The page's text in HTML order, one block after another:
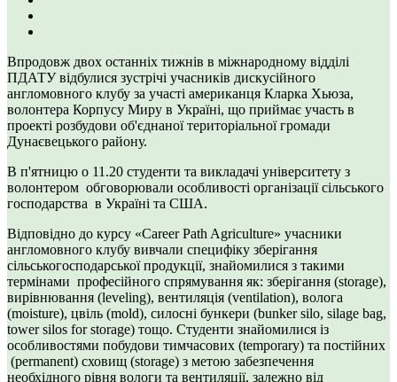
Впродовж двох останніх тижнів в міжнародному відділі
ПДАТУ відбулися зустрічі учасників дискусійного
англомовного клубу за участі американця Кларка Хьюза,
волонтера Корпусу Миру в Україні, що приймає участь в
проекті розбудови об'єднаної територіальної громади
Дунаєвецького району.
В п'ятницю о 11.20 студенти та викладачі університету з
волонтером обговорювали особливості організації сільського
господарства в Україні та США.
Відповідно до курсу «Career Path Agriculture» учасники
англомовного клубу вивчали специфіку зберігання
сільськогосподарської продукції, знайомилися з такими
термінами професійного спрямування як: зберігання (storage),
вирівнювання (leveling), вентиляція (ventilation), волога
(moisture), цвіль (mold), силосні бункери (bunker silo, silage bag,
tower silos for storage) тощо. Студенти знайомилися із
особливостями побудови тимчасових (temporary) та постійних
(permanent) сховищ (storage) з метою забезпечення
необхідного рівня вологи та вентиляції, залежно від